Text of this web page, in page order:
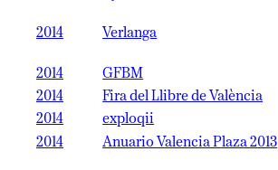
2014
Verlanga
2014
GFBM
2014
Fira del Llibre de València
2014
exploqii
2014
Anuario Valencia Plaza 2013